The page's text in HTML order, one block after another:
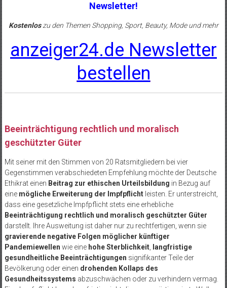
Newsletter!
Kostenloszu den Themen Shopping, Sport, Beauty, Mode und mehr
anzeiger24.de Newsletter
bestellen
Beeinträchtigung rechtlich und moralisch
geschützter Güter
Mit seiner mit den Stimmen von 20 Ratsmitgliedern bei vier
Gegenstimmen verabschiedeten Empfehlung möchte der Deutsche
Ethikrat einen Beitrag zur ethischen Urteilsbildung in Bezug auf
eine mögliche Erweiterung der Impfpflichtleisten. Er unterstreicht,
dass eine gesetzliche Impfpflicht stets eine erhebliche
Beeinträchtigung rechtlich und moralisch geschützter Güter
darstellt. Ihre Ausweitung ist daher nur zu rechtfertigen, wenn sie
gravierende negative Folgen möglicher künftiger
Pandemiewellen wie eine hohe Sterblichkeit,
langfristige
gesundheitliche Beeinträchtigungen signifikanter Teile der
Bevölkerung oder einen drohenden Kollaps des
Gesundheitssystems abzuschwächen oder zu verhindern vermag.